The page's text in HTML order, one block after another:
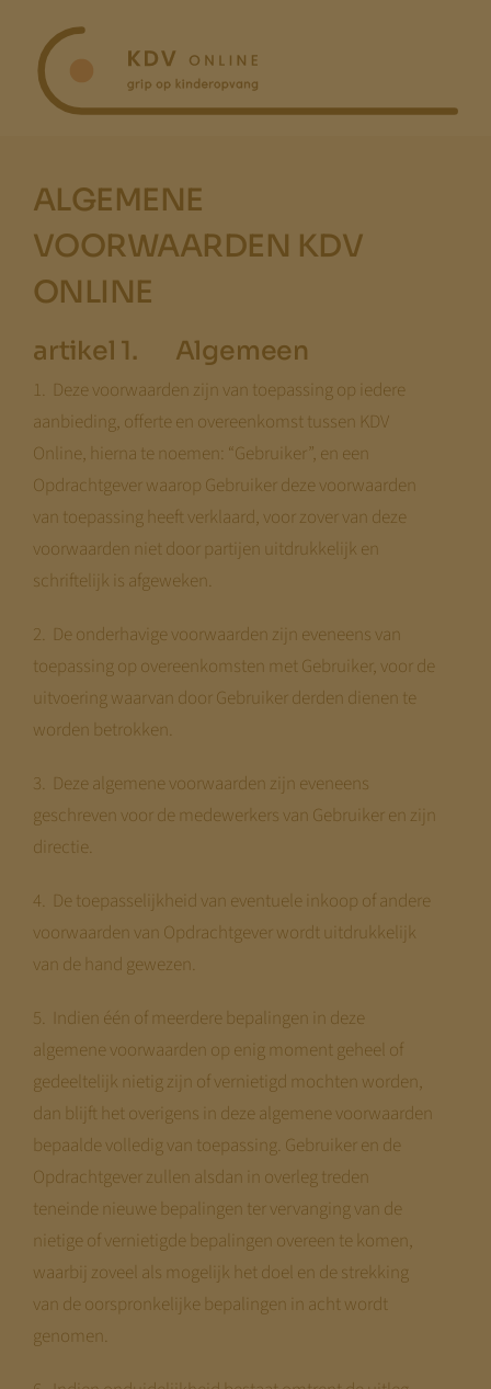
inhoud
ALGEMENE
VOORWAARDEN KDV
ONLINE
artikel 1. Algemeen
1. Deze voorwaarden zijn van toepassing op iedere
aanbieding, offerte en overeenkomst tussen KDV
Online, hierna te noemen: “Gebruiker”, en een
Opdrachtgever waarop Gebruiker deze voorwaarden
van toepassing heeft verklaard, voor zover van deze
voorwaarden niet door partijen uitdrukkelijk en
schriftelijk is afgeweken.
2. De onderhavige voorwaarden zijn eveneens van
toepassing op overeenkomsten met Gebruiker, voor de
uitvoering waarvan door Gebruiker derden dienen te
worden betrokken.
3. Deze algemene voorwaarden zijn eveneens
geschreven voor de medewerkers van Gebruiker en zijn
directie.
4. De toepasselijkheid van eventuele inkoop of andere
voorwaarden van Opdrachtgever wordt uitdrukkelijk
van de hand gewezen.
5. Indien één of meerdere bepalingen in deze
algemene voorwaarden op enig moment geheel of
gedeeltelijk nietig zijn of vernietigd mochten worden,
dan blijft het overigens in deze algemene voorwaarden
bepaalde volledig van toepassing. Gebruiker en de
Opdrachtgever zullen alsdan in overleg treden
teneinde nieuwe bepalingen ter vervanging van de
nietige of vernietigde bepalingen overeen te komen,
waarbij zoveel als mogelijk het doel en de strekking
van de oorspronkelijke bepalingen in acht wordt
genomen.